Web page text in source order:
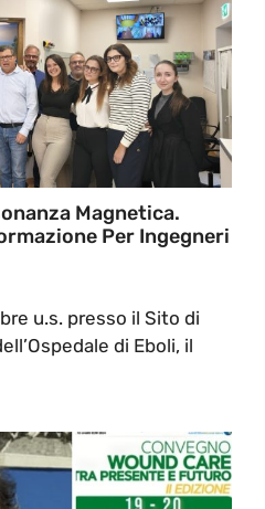
Magnetica.
Per Ingegneri
u.s. presso il Sito di
di Eboli, il